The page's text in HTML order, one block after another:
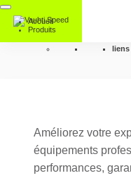
Accueil
Produits
liens
Améliorez votre
équipements
performances,